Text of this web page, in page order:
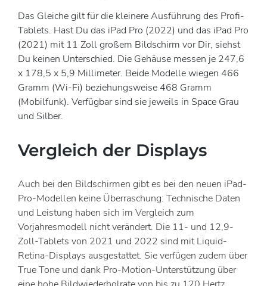
Das Gleiche gilt für die kleinere Ausführung des Profi-
Tablets. Hast Du das iPad Pro (2022) und das iPad Pro
(2021) mit 11 Zoll großem Bildschirm vor Dir, siehst
Du keinen Unterschied. Die Gehäuse messen je 247,6
x 178,5 x 5,9 Millimeter. Beide Modelle wiegen 466
Gramm (Wi-Fi) beziehungsweise 468 Gramm
(Mobilfunk). Verfügbar sind sie jeweils in Space Grau
und Silber.
Vergleich der Displays
Auch bei den Bildschirmen gibt es bei den neuen iPad-
Pro-Modellen keine Überraschung: Technische Daten
und Leistung haben sich im Vergleich zum
Vorjahresmodell nicht verändert. Die 11- und 12,9-
Zoll-Tablets von 2021 und 2022 sind mit Liquid-
Retina-Displays ausgestattet. Sie verfügen zudem über
True Tone und dank Pro-Motion-Unterstützung über